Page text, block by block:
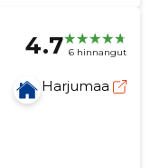
4.7 6 hinnangut
Harjumaa